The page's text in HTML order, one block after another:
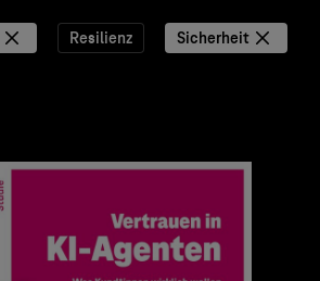
Resilienz Sicherheit